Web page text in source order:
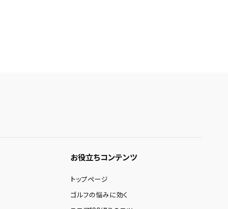
お役立ちコンテンツ
トップページ
ゴルフの悩みに効く